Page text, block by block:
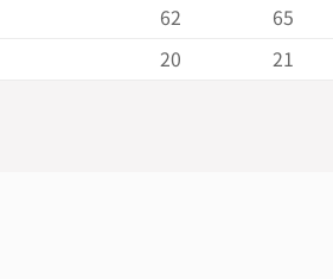
62 65
20 21